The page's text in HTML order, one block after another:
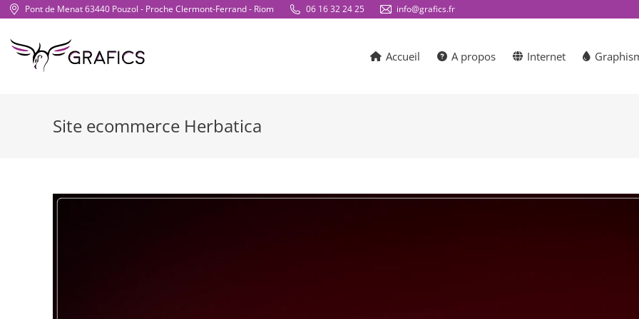
Pont de Menat 63440 Pouzol - Proche Clermont-Ferrand - Riom 06 16 32 24 25 info@grafics.fr
Accueil A propos Internet
Site ecommerce Herbatica